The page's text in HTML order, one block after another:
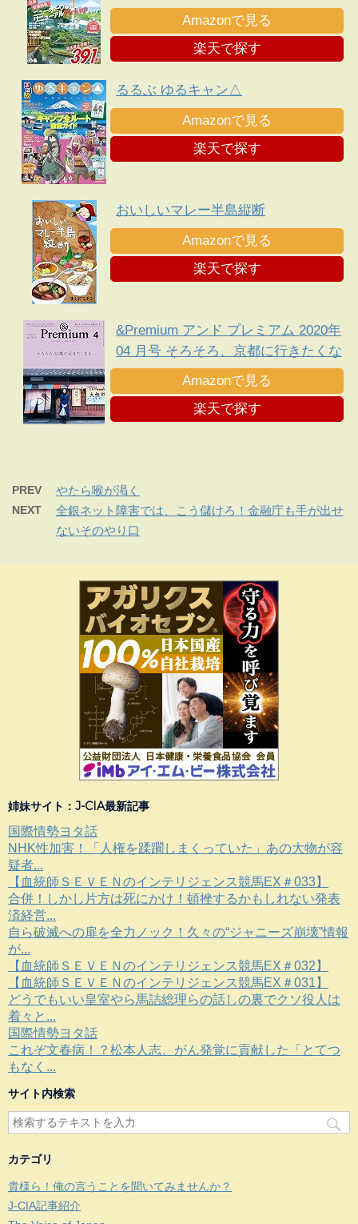
Amazonで見る
楽天で探す
るるぶ ゆるキャン△
Amazonで見る
楽天で探す
おいしいマレー半島縦断
Amazonで見る
楽天で探す
&Premium アンド プレミアム 2020年
04 月号 そろそろ、京都に行きたくな
る。
Amazonで見る
楽天で探す
PREV やたら喉が渇く
NEXT
全銀ネット障害では、こう儲けろ！金融庁も手が出せ
ないそのやり口
姉妹サイト：J-CIA最新記事
国際情勢ヨタ話
NHK性加害！「人権を蹂躙しまくっていた」あの大物が容
疑者...
【血統師ＳＥＶＥＮのインテリジェンス競馬EX＃033】
合併！しかし片方は死にかけ！頓挫するかもしれない発表
済経営...
自ら破滅への扉を全力ノック！久々の“ジャニーズ崩壊”情報
が...
【血統師ＳＥＶＥＮのインテリジェンス競馬EX＃032】
【血統師ＳＥＶＥＮのインテリジェンス競馬EX＃031】
どうでもいい皇室やら馬詰総理らの話しの裏でクソ役人は
着々と...
国際情勢ヨタ話
これぞ文春病！？松本人志、がん発覚に貢献した「とてつ
もなく...
サイト内検索
カテゴリ
貴様ら！俺の言うことを聞いてみませんか？
J-CIA記事紹介